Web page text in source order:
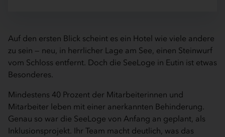
Auf den ersten Blick scheint es ein Hotel wie viele andere
zu sein — neu, in herrlicher Lage am See, einen Steinwurf
vom Schloss entfernt. Doch die SeeLoge in Eutin ist etwas
Besonderes.
Mindestens 40 Prozent der Mitarbeiterinnen und
Mitarbeiter leben mit einer anerkannten Behinderung.
Genau so war die SeeLoge von Anfang an geplant, als
Inklusionsprojekt. Ihr Team macht deutlich, was das